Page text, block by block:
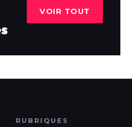
VOIR TOUT
RUBRIQUES